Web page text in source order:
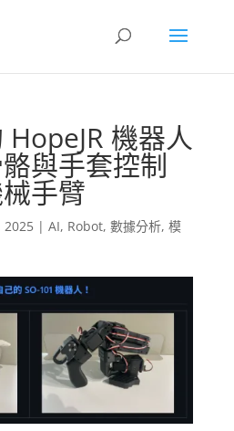
機器人
與手套控制
手臂
2025| AI, Robot, 數據分析, 模